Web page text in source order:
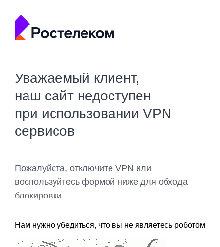
Уважаемый клиент,
наш сайт недоступен
при использовании VPN
сервисов
Пожалуйста, отключите VPN или
воспользуйтесь формой ниже для обхода
блокировки
Нам нужно убедиться, что вы не являетесь роботом